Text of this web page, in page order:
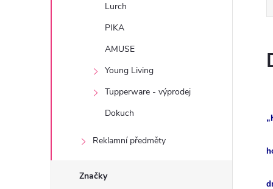
Lurch
PIKA
AMUSE
Young Living
Tupperware - výprodej
Dokuch
Reklamní předměty
Značky